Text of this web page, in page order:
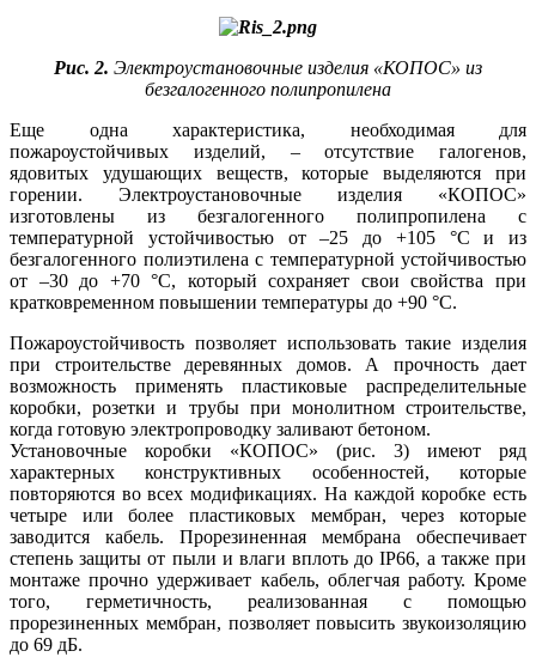
Рис. 2. Электроустановочные изделия «КОПОС» из
безгалогенного полипропилена
Еще одна характеристика, необходимая для
пожароустойчивых изделий, – отсутствие галогенов,
ядовитых удушающих веществ, которые выделяются при
горении. Электроустановочные изделия «­КОПОС»
изготовлены из безгалогенного полипропилена с
температурной устойчивостью от –25 до +105 °C и из
безгалогенного полиэтилена с температурной устойчивостью
от –30 до +70 °C, который сохраняет свои свойства при
кратковременном повышении температуры до +90 °C.
Пожароустойчивость позволяет использовать такие изделия
при строительстве деревянных домов. А прочность дает
возможность применять пластиковые распределительные
коробки, розетки и трубы при монолитном строительстве,
когда готовую электропроводку заливают бетоном.
Установочные коробки «­КОПОС» (рис. 3) имеют ряд
характерных конструктивных особенностей, которые
повторяются во всех модификациях. На каждой коробке есть
четыре или более пластиковых мембран, через которые
заводится кабель. Прорезиненная мембрана обеспечивает
степень защиты от пы­ли и влаги вплоть до IP66, а также при
монтаже прочно удерживает кабель, облегчая работу. Кроме
то­го, герметичность, реализованная с помощью
прорезиненных мембран, позволяет повысить звукоизоляцию
до 69 дБ.